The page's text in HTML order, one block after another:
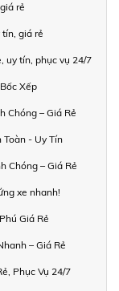
rẻ
giá rẻ
uy tín, phục vụ 24/7
Xếp
Chóng – Giá Rẻ
Toàn - Uy Tín
Chóng – Giá Rẻ
xe nhanh!
Giá Rẻ
– Giá Rẻ
Phục Vụ 24/7